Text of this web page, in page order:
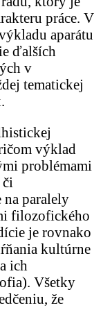
práce. V
aparátu
ďalších
v
tematickej
výklad
problémami
na paralely
filozofického
je rovnako
kultúrne
ich
Všetky
že